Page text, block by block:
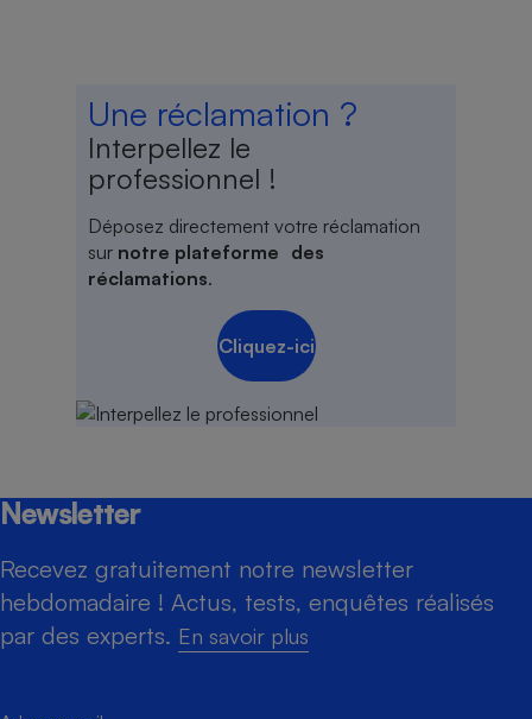
Une réclamation ?
Interpellez le
professionnel !
Déposez directement votre réclamation
sur notre plateforme des
réclamations.
Cliquez-ici
Newsletter
Recevez gratuitement notre newsletter
hebdomadaire ! Actus, tests, enquêtes réalisés
par des experts. En savoir plus